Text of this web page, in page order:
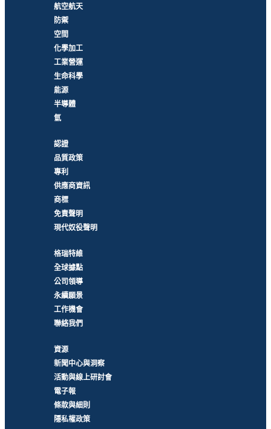
航空航天
防禦
空間
化學加工
工業營運
生命科學
能源
半導體
氫
認證
品質政策
專利
供應商資訊
商標
免責聲明
現代奴役聲明
格瑞特維
全球據點
公司領導
永續願景
工作機會
聯絡我們
資源
新聞中心與洞察
活動與線上研討會
電子報
條款與細則
隱私權政策